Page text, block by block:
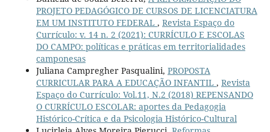
PROJETO PEDAGÓGICO DE CURSOS DE LICENCIATURA
EM UM INSTITUTO FEDERAL , Revista Espaço do
Currículo: v. 14 n. 2 (2021): CURRÍCULO E ESCOLAS
DO CAMPO: políticas e práticas em territorialidades
camponesas
Juliana Campregher Pasqualini, PROPOSTA
CURRICULAR PARA A EDUCAÇÃO INFANTIL , Revista
Espaço do Currículo: Vol.11, N.2 (2018) REPENSANDO
O CURRÍCULO ESCOLAR: aportes da Pedagogia
Histórico-Crítica e da Psicologia Histórico-Cultural